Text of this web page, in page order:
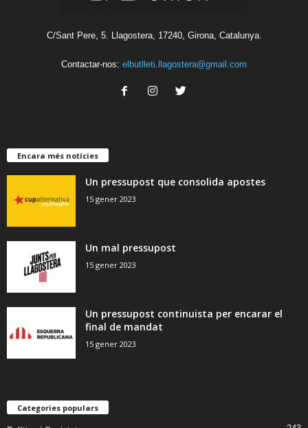
C/Sant Pere, 5. Llagostera, 17240, Girona, Catalunya.
Contactar-nos: elbutlleti.llagostera@gmail.com
Encara més notícies
Un pressupost que consolida apostes
15 gener 2023
Un mal pressupost
15 gener 2023
Un pressupost continuista per encarar el
final de mandat
15 gener 2023
Categories populars